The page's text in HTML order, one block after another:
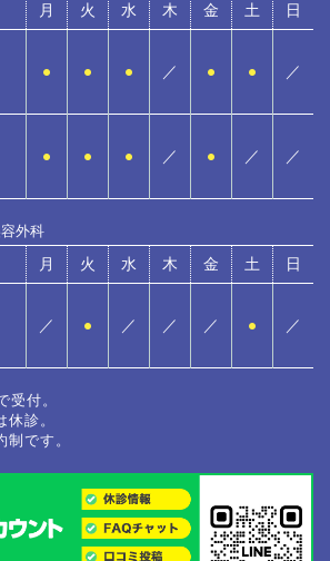
月 火 水 木 金 土 日
● ● ● ／ ● ● ／
● ● ● ／ ● ／ ／
外科
月 火 水 木 金 土 日
／ ● ／ ／ ／ ● ／
受付。
診。
です。